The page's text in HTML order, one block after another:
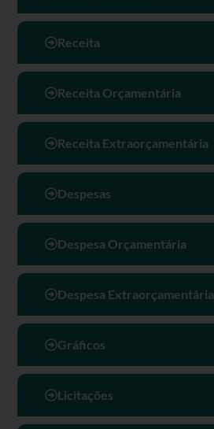
Receita
Receita Orçamentária
Receita Extraorçamentária
Despesas
Despesa Orçamentária
Despesa Extraorçamentária
Gráficos
Licitações